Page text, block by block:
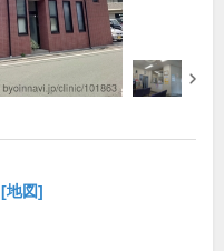
[地図]